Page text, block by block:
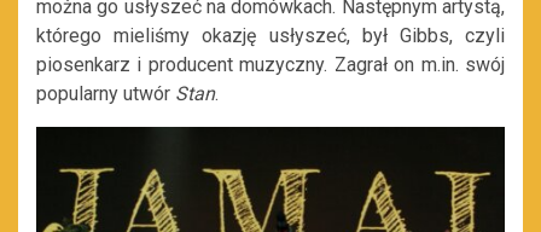
można go usłyszeć na domówkach. Następnym artystą,
którego mieliśmy okazję usłyszeć, był Gibbs, czyli
piosenkarz i producent muzyczny. Zagrał on m.in. swój
popularny utwór Stan.